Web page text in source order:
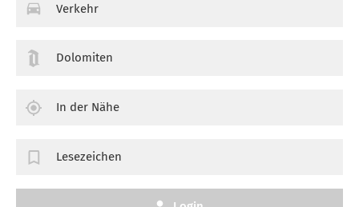
Verkehr
Dolomiten
In der Nähe
Lesezeichen